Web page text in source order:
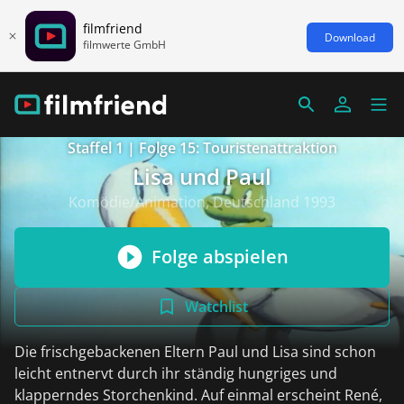
filmfriend
filmwerte GmbH Download
Staffel 1 | Folge 15: Touristenattraktion
Lisa und Paul
Komödie/Animation, Deutschland 1993
Folge abspielen
Watchlist
Die frischgebackenen Eltern Paul und Lisa sind schon
leicht entnervt durch ihr ständig hungriges und
klapperndes Storchenkind. Auf einmal erscheint René,